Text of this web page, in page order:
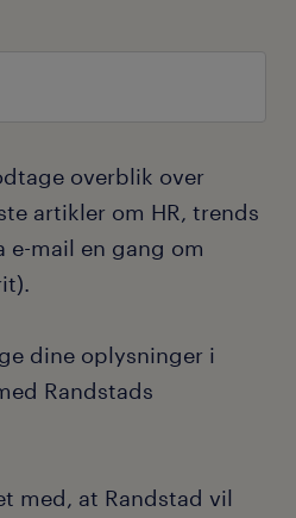
overblik over
artikler om HR, trends
e-mail en gang om
dine oplysninger i
Randstads
med, at Randstad vil